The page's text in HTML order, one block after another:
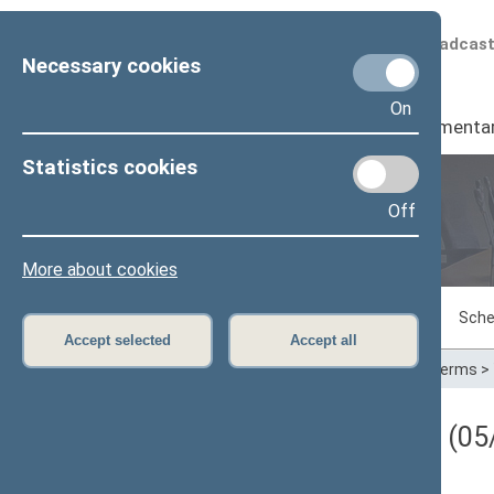
Necessary cookies
On
Statistics cookies
Off
More about cookies
Accept selected Accept all
Scheduled
Seimas I
Sitting in progress Plenary sittings
Home>Plenary sittings>Parliamentary terms >
Darbotvarkės klausimas